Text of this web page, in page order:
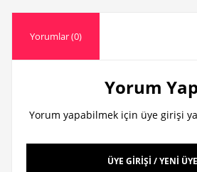
Yorumlar (0)
Yorum
Yorum yapabilmek için üye girişi
ÜYE GİRİŞİ / YENİ